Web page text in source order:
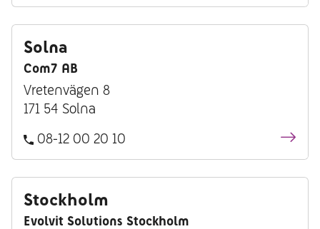
Solna
Com7 AB
Vretenvägen 8
171 54 Solna
08-12 00 20 10
Stockholm
Evolvit Solutions Stockholm